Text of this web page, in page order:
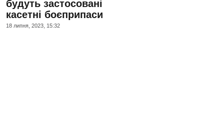
будуть застосовані
касетні боєприпаси
18 липня, 2023, 15:32